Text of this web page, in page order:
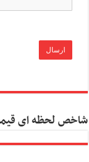
شاخص لحظه ای